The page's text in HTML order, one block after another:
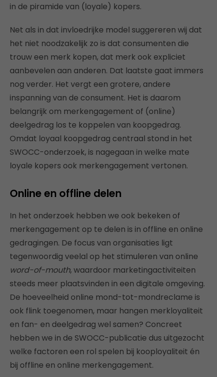
in de piramide van (loyale) kopers.
Net als in dat invloedrijke model suggereren wij dat
het niet noodzakelijk zo is dat consumenten die
trouw een merk kopen, dat merk ook expliciet
aanbevelen aan anderen. Dat laatste gaat immers
nog verder. Het vergt een grotere, andere
inspanning van de consument. Het is daarom
belangrijk om merkengagement of (online)
deelgedrag los te koppelen van koopgedrag.
Omdat loyaal koopgedrag centraal stond in het
SWOCC-onderzoek, is nagegaan in welke mate
loyale kopers ook merkengagement vertonen.
Online en offline delen
In het onderzoek hebben we ook bekeken of
merkengagement op te delen is in offline en online
gedragingen. De focus van organisaties ligt
tegenwoordig veelal op het stimuleren van online
word-of-mouth, waardoor marketingactiviteiten
steeds meer plaatsvinden in een digitale omgeving.
De hoeveelheid online mond-tot-mondreclame is
ook flink toegenomen, maar hangen merkloyaliteit
en fan- en deelgedrag wel samen? Concreet
hebben we in de SWOCC-publicatie dus uitgezocht
welke factoren een rol spelen bij kooployaliteit én
bij offline en online merkengagement.